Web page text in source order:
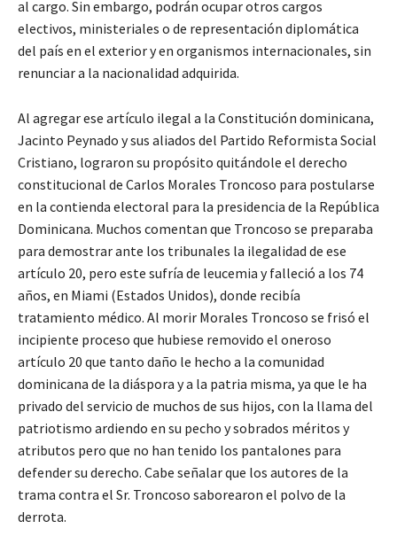
al cargo. Sin embargo, podrán ocupar otros cargos
electivos, ministeriales o de representación diplomática
del país en el exterior y en organismos internacionales, sin
renunciar a la nacionalidad adquirida.
Al agregar ese artículo ilegal a la Constitución dominicana,
Jacinto Peynado y sus aliados del Partido Reformista Social
Cristiano, lograron su propósito quitándole el derecho
constitucional de Carlos Morales Troncoso para postularse
en la contienda electoral para la presidencia de la República
Dominicana. Muchos comentan que Troncoso se preparaba
para demostrar ante los tribunales la ilegalidad de ese
artículo 20, pero este sufría de leucemia y falleció a los 74
años, en Miami (Estados Unidos), donde recibía
tratamiento médico. Al morir Morales Troncoso se frisó el
incipiente proceso que hubiese removido el oneroso
artículo 20 que tanto daño le hecho a la comunidad
dominicana de la diáspora y a la patria misma, ya que le ha
privado del servicio de muchos de sus hijos, con la llama del
patriotismo ardiendo en su pecho y sobrados méritos y
atributos pero que no han tenido los pantalones para
defender su derecho. Cabe señalar que los autores de la
trama contra el Sr. Troncoso saborearon el polvo de la
derrota.